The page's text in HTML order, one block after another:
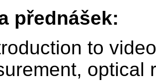
přednášek:
to
optical